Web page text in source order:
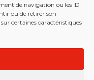
de navigation ou les ID
ou de retirer son
certaines caractéristiques
NOS OUTILS